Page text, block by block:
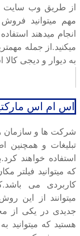
از طریق وب سایت
مهم میتوانید فروش
انجام میدهند
میکنید.از جمله
به دیوار و دیجی کالا
اس ام اس
شرکت ها و سازمان
تبلیغات و همچنین
استفاده خواهند
که میتوانید فیلتر
کاربردی می
میتوانند از این
جدیدی در یکی از
هستید که میتوانید